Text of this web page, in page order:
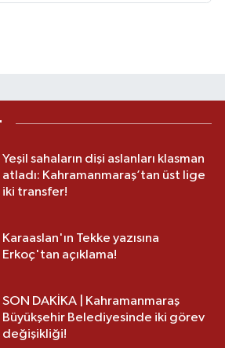
Yeşil sahaların dişi aslanları klasman
atladı: Kahramanmaraş’tan üst lige
iki transfer!
Karaaslan'ın Tekke yazısına
Erkoç'tan açıklama!
SON DAKİKA | Kahramanmaraş
Büyükşehir Belediyesinde iki görev
değişikliği!